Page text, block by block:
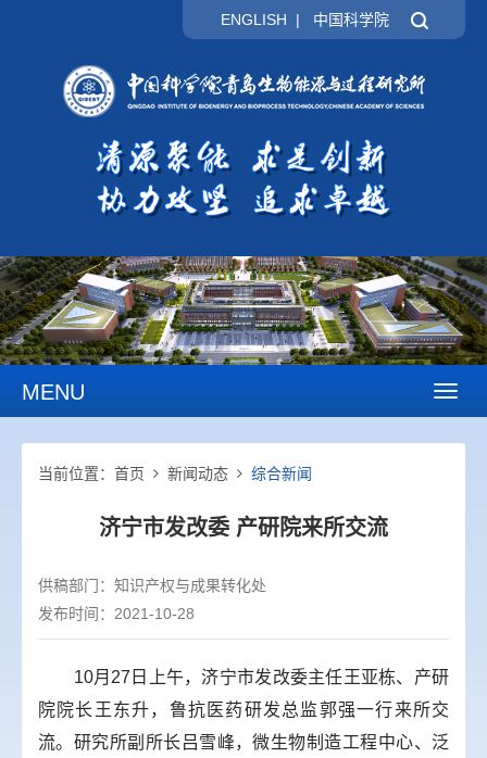
ENGLISH | 中国科学院
MENU
当前位置： 首页 新闻动态 综合新闻
济宁市发改委 产研院来所交流
供稿部门： 知识产权与成果转化处
发布时间：2021-10-28
10月27日上午，济宁市发改委主任王亚栋、产研
院院长王东升，鲁抗医药研发总监郭强一行来所交
流。研究所副所长吕雪峰，微生物制造工程中心、泛